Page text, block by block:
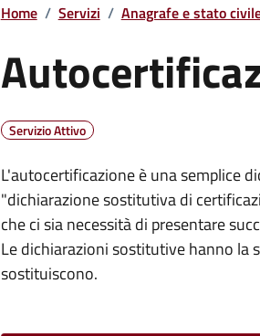
Home / Servizi / Anagrafe e stato
Servizio Attivo
L'autocertificazione è una semplice
"dichiarazione sostitutiva di
che ci sia necessità di presentare
Le dichiarazioni sostitutive hanno la
sostituiscono.